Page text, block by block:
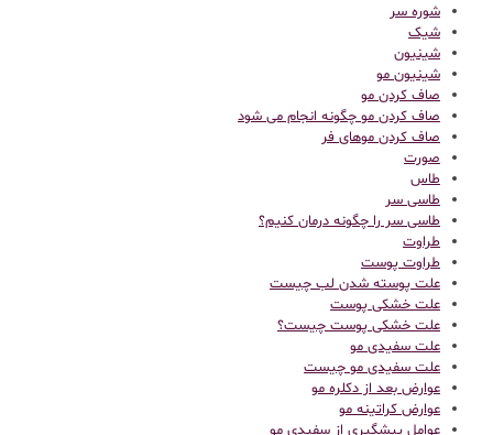
شوره سر
شیک
شینیون
شینیون مو
صاف کردن مو
صاف کردن مو چگونه انجام می شود
صاف کردن موهای فر
صورت
طاس
طاسی سر
طاسی سر را چگونه درمان کنیم؟
طراوت
طراوت پوست
علت پوسته شدن لب چیست
علت خشکی پوست
علت خشکی پوست چیست؟
علت سفیدی مو
علت سفیدی مو چیست
عوارض بعد از دکلره مو
عوارض کراتینه مو
عوامل پیشگیری از سفیدی مو